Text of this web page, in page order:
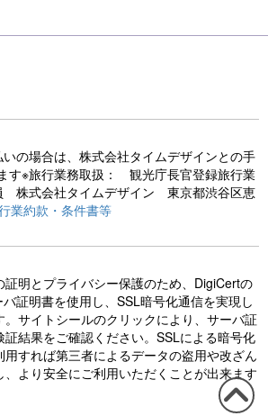
の場合は、株式会社タイムデザインとの手
す※旅行業務取扱： 観光庁長官登録旅行業
株式会社タイムデザイン 東京都渋谷区恵
業約款・条件書等
証明とプライバシー保護のため、DigiCertの
証明書を使用し、SSL暗号化通信を実現し
。サイトシールのクリックにより、サーバ証
証結果をご確認ください。SSLによる暗号化
用すれば第三者によるデータの盗用や改ざん
、より安全にご利用いただくことが出来ます